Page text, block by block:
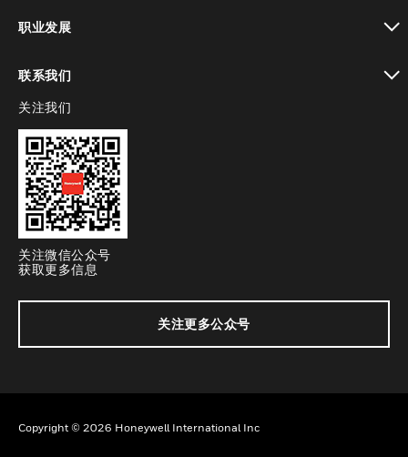
职业发展
联系我们
toggle view
关注我们
关注微信公众号
获取更多信息
关注更多公众号
Copyright © 2026 Honeywell International Inc